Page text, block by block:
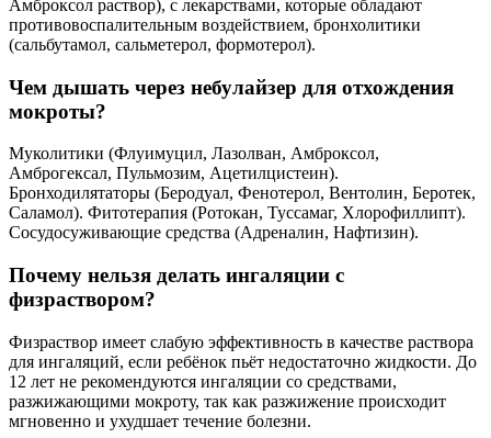
Амброксол раствор), с лекарствами, которые обладают
противовоспалительным воздействием, бронхолитики
(сальбутамол, сальметерол, формотерол).
Чем дышать через небулайзер для отхождения
мокроты?
Муколитики (Флуимуцил, Лазолван, Амброксол,
Амброгексал, Пульмозим, Ацетилцистеин).
Бронходилятаторы (Беродуал, Фенотерол, Вентолин, Беротек,
Саламол). Фитотерапия (Ротокан, Туссамаг, Хлорофиллипт).
Сосудосуживающие средства (Адреналин, Нафтизин).
Почему нельзя делать ингаляции с
физраствором?
Физраствор имеет слабую эффективность в качестве раствора
для ингаляций, если ребёнок пьёт недостаточно жидкости. До
12 лет не рекомендуются ингаляции со средствами,
разжижающими мокроту, так как разжижение происходит
мгновенно и ухудшает течение болезни.